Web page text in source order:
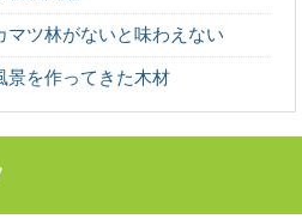
知っておきたい日本の木材をご紹介するシリ
は、日本の木材の中でも特に耐久性...
知っておきたい日本の木材をご紹介するシリ
回は、日本で唯一の落葉する針葉樹「...
マツ林がないと味わえない
景を作ってきた木材